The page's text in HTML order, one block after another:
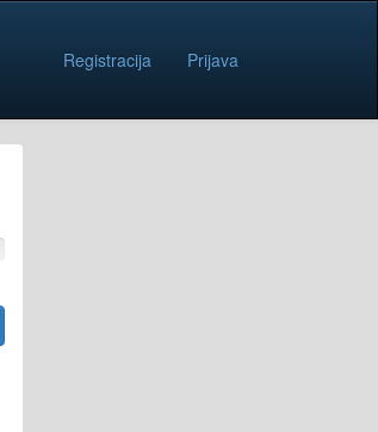
Registracija Prijava